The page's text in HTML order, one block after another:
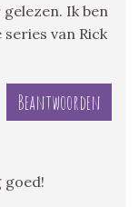
Ik ben
van Rick
Beantwoorden
goed!